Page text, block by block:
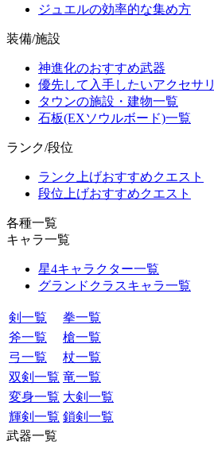
ジュエルの効率的な集め方
装備/施設
神進化のおすすめ武器
優先して入手したいアクセサリ
タウンの施設・建物一覧
石板(EXソウルボード)一覧
ランク/段位
ランク上げおすすめクエスト
段位上げおすすめクエスト
各種一覧
キャラ一覧
星4キャラクター一覧
グランドクラスキャラ一覧
剣一覧
拳一覧
斧一覧
槍一覧
弓一覧
杖一覧
双剣一覧 竜一覧
変身一覧 大剣一覧
輝剣一覧 鎖剣一覧
武器一覧